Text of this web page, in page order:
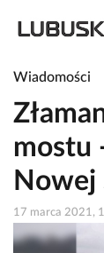
Wiadomości
mostu
Nowej
17 marca 2021,